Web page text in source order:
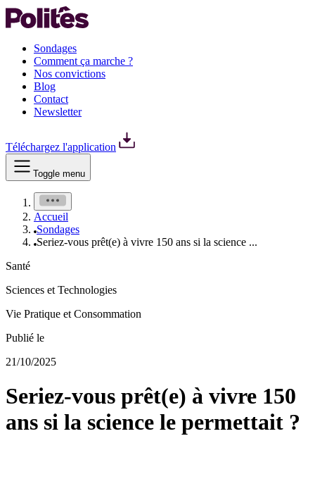
Sondages
Comment ça marche ?
Nos convictions
Blog
Contact
Newsletter
Téléchargez l'application
Toggle menu
Accueil
Sondages
Seriez-vous prêt(e) à vivre 150 ans si la science ...
Santé
Sciences et Technologies
Vie Pratique et Consommation
Publié le
21/10/2025
Seriez-vous prêt(e) à vivre 150
ans si la science le permettait ?